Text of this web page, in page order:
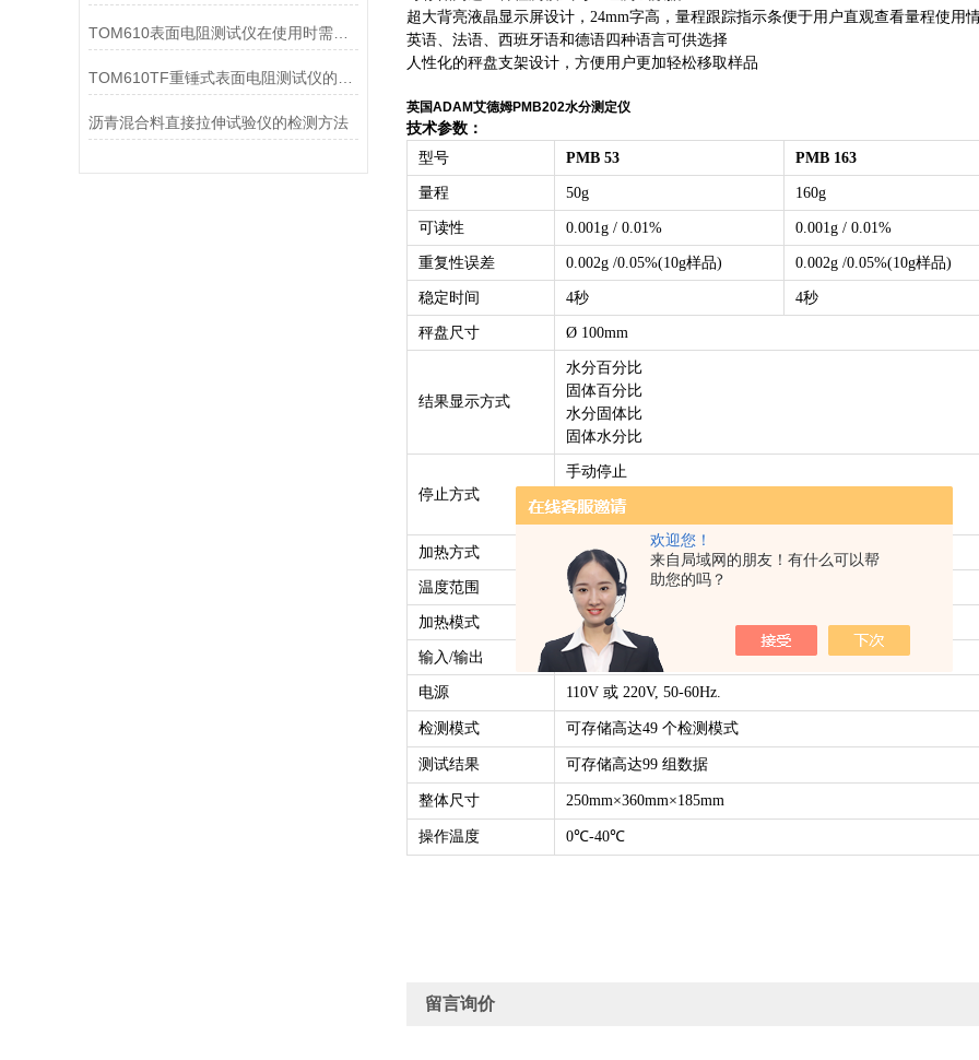
欢迎您！
来自局域网的朋友！有什么可以帮
助您的吗？
TOM610表面电阻测试仪在使用时需要注意的方面有以下几点
沥青混合料直接拉伸试验仪的检测方法
超大背亮液晶显示屏设计，24mm字高，量程跟踪指示条便于用户直观查看量程使用
英语、法语、西班牙语和德语四种语言可供选择
人性化的秤盘支架设计，方便用户更加轻松移取样品
英国ADAM艾德姆PMB202水分测定仪
技术参数：
型号
PMB 53 PMB 163
量程 50g 160g
可读性 0.001g / 0.01% 0.001g / 0.01%
重复性误差 0.002g /0.05%(10g样品) 0.002g /0.05%(10g样品)
稳定时间 4秒 4秒
秤盘尺寸 Ø 100mm
结果显示方式
水分百分比
固体百分比
水分固体比
固体水分比
停止方式
手动停止
规定时间后自动停止
读数稳定后自动停止
加热方式 400W环形卤素灯均匀加热
温度范围 50℃ -160℃
加热模式 标准加热/阶梯式加热/斜坡式加热
输入/输出 RS-232 双向数据传输接口 USB接口
电源 110V 或 220V, 50-60Hz.
检测模式 可存储高达49 个检测模式
测试结果 可存储高达99 组数据
整体尺寸 250mm×360mm×185mm
操作温度 0℃-40℃
留言询价